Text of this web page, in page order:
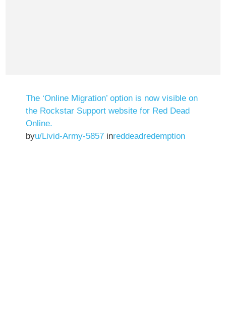
The ‘Online Migration’ option is now visible on
the Rockstar Support website for Red Dead
Online.
byu/Livid-Army-5857 inreddeadredemption